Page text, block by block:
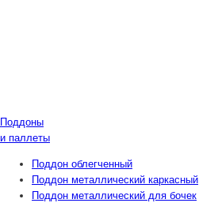
Поддоны
и паллеты
Поддон облегченный
Поддон металлический каркасный
Поддон металлический для бочек